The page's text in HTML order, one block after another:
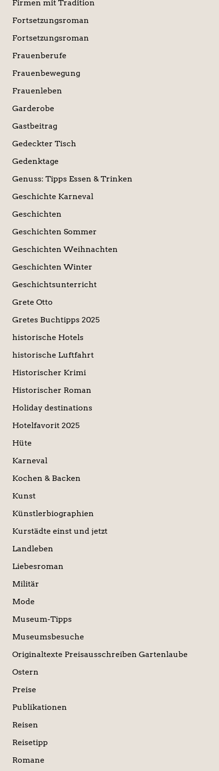
Firmen mit Tradition
Fortsetzungsroman
Fortsetzungsroman
Frauenberufe
Frauenbewegung
Frauenleben
Garderobe
Gastbeitrag
Gedeckter Tisch
Gedenktage
Genuss: Tipps Essen & Trinken
Geschichte Karneval
Geschichten
Geschichten Sommer
Geschichten Weihnachten
Geschichten Winter
Geschichtsunterricht
Grete Otto
Gretes Buchtipps 2025
historische Hotels
historische Luftfahrt
Historischer Krimi
Historischer Roman
Holiday destinations
Hotelfavorit 2025
Hüte
Karneval
Kochen & Backen
Kunst
Künstlerbiographien
Kurstädte einst und jetzt
Landleben
Liebesroman
Militär
Mode
Museum-Tipps
Museumsbesuche
Originaltexte Preisausschreiben Gartenlaube
Ostern
Preise
Publikationen
Reisen
Reisetipp
Romane